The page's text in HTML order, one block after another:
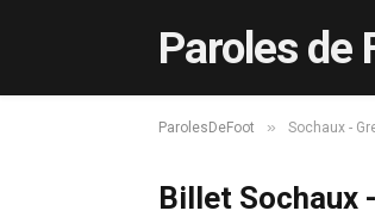
Paroles de
ParolesDeFoot » Sochaux -
Billet Sochaux